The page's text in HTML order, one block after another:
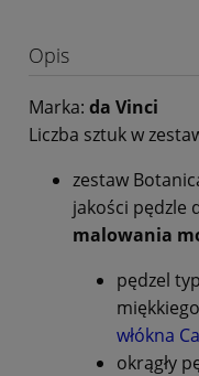
Opis
Marka: da Vinci
Liczba sztuk w
zestaw
jakości pędzle
malowania
pędzel
miękkiego
włókna
okrągły